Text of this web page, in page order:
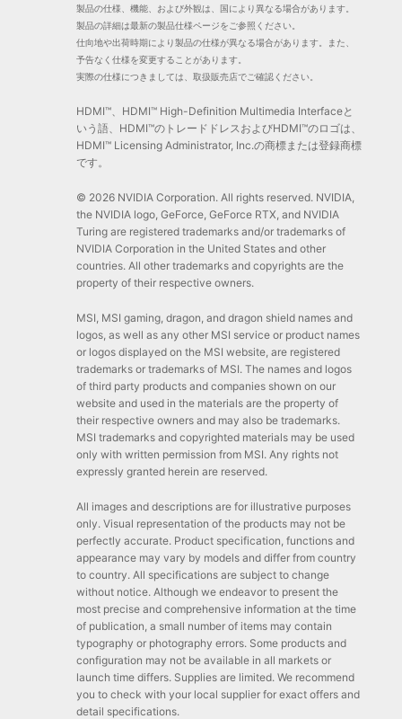
製品の仕様、機能、および外観は、国により異なる場合があります。
製品の詳細は最新の製品仕様ページをご参照ください。
仕向地や出荷時期により製品の仕様が異なる場合があります。また、
予告なく仕様を変更することがあります。
実際の仕様につきましては、取扱販売店でご確認ください。
HDMI™、HDMI™ High-Definition Multimedia Interfaceと
いう語、HDMI™のトレードドレスおよびHDMI™のロゴは、
HDMI™ Licensing Administrator, Inc.の商標または登録商標
です。
© 2026 NVIDIA Corporation. All rights reserved. NVIDIA,
the NVIDIA logo, GeForce, GeForce RTX, and NVIDIA
Turing are registered trademarks and/or trademarks of
NVIDIA Corporation in the United States and other
countries. All other trademarks and copyrights are the
property of their respective owners.
MSI, MSI gaming, dragon, and dragon shield names and
logos, as well as any other MSI service or product names
or logos displayed on the MSI website, are registered
trademarks or trademarks of MSI. The names and logos
of third party products and companies shown on our
website and used in the materials are the property of
their respective owners and may also be trademarks.
MSI trademarks and copyrighted materials may be used
only with written permission from MSI. Any rights not
expressly granted herein are reserved.
All images and descriptions are for illustrative purposes
only. Visual representation of the products may not be
perfectly accurate. Product specification, functions and
appearance may vary by models and differ from country
to country. All specifications are subject to change
without notice. Although we endeavor to present the
most precise and comprehensive information at the time
of publication, a small number of items may contain
typography or photography errors. Some products and
configuration may not be available in all markets or
launch time differs. Supplies are limited. We recommend
you to check with your local supplier for exact offers and
detail specifications.